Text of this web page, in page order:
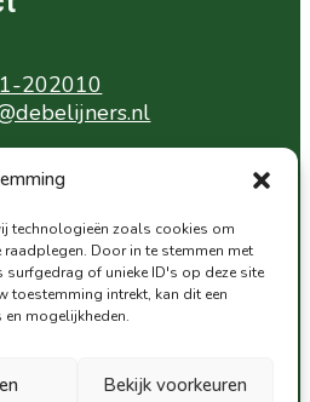
technologieën zoals cookies om
Door in te stemmen met
of unieke ID's op deze site
toestemming intrekt, kan dit een
mogelijkheden.
Bekijk voorkeuren
202010
Privacyverklaring